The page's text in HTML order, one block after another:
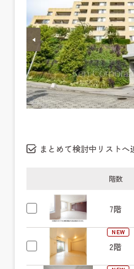
まとめて検討中リストへ
階数
7階
NEW
2階